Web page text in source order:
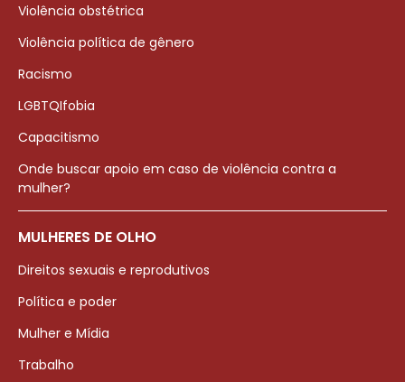
Violência obstétrica
Violência política de gênero
Racismo
LGBTQIfobia
Capacitismo
Onde buscar apoio em caso de violência contra a
mulher?
MULHERES DE OLHO
Direitos sexuais e reprodutivos
Política e poder
Mulher e Mídia
Trabalho